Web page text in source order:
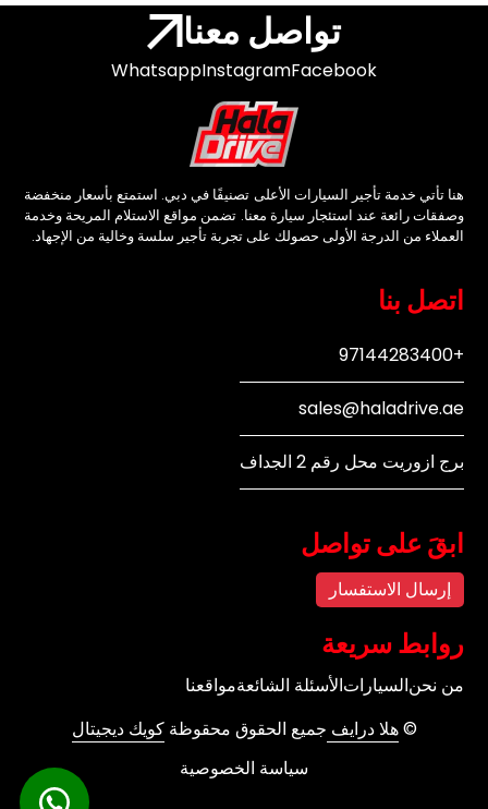
تواصل معنا
Facebook
Instagram
Whatsapp
هنا تأتي خدمة تأجير السيارات الأعلى تصنيفًا في دبي. استمتع بأسعار منخفضة
وصفقات رائعة عند استئجار سيارة معنا. تضمن مواقع الاستلام المريحة وخدمة
العملاء من الدرجة الأولى حصولك على تجربة تأجير سلسة وخالية من الإجهاد.
اتصل بنا
+97144283400
sales@haladrive.ae
برج ازوريت محل رقم 2 الجداف
ابقَ على تواصل
إرسال الاستفسار
روابط سريعة
من نحنالسياراتالأسئلة الشائعةمواقعنا
©هلا درايف جميع الحقوق محقوظةكويك ديجيتال
سياسة الخصوصية